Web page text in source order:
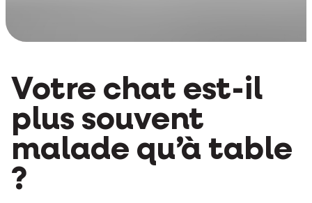
Votre chat est-il
plus souvent
malade qu’à table
?